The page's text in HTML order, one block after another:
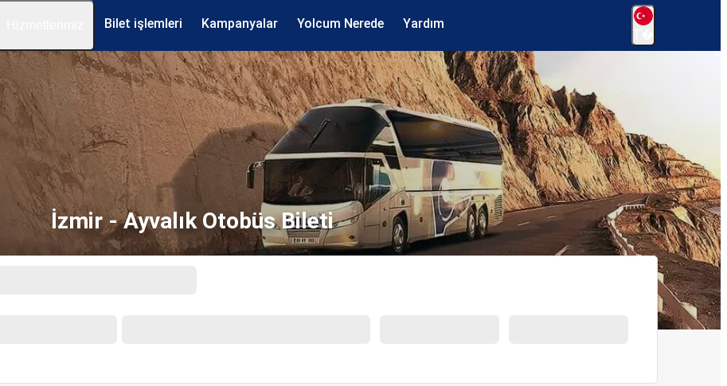
Bilet işlemleri Kampanyalar Yolcum Nerede Yardım
İzmir - Ayvalık Otobüs Bileti